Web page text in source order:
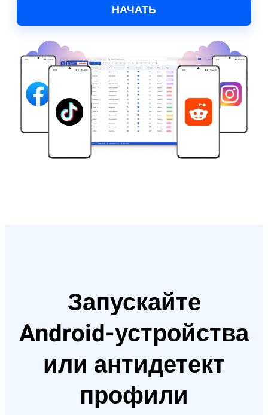
НАЧАТЬ
Запускайте
Android-устройства
или антидетект
профили